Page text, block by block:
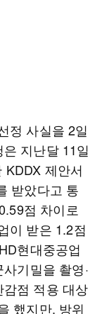
정 사실을 2일
지난달 11일
제안서
받았다고 통
점 차이로
이 받은 1.2점
현대중공업
기밀을 촬영·
점 적용 대상
했지만, 방위